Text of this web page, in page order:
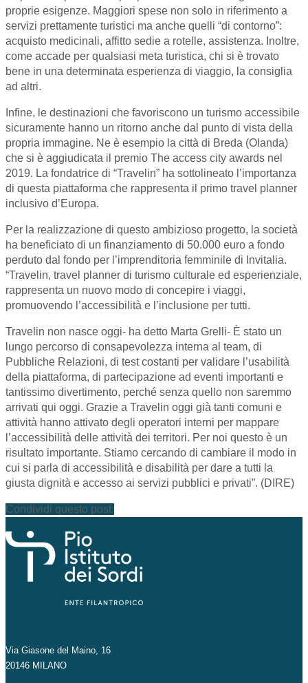
proprie esigenze. Maggiori spese non solo in riferimento a
servizi prettamente turistici ma anche quelli “di contorno”:
acquisto medicinali, affitto sedie a rotelle, assistenza. Inoltre,
come accade per qualsiasi meta turistica, chi si è trovato
bene in una determinata esperienza di viaggio, la consiglia
ad altri.
Infine, le destinazioni che favoriscono un turismo accessibile
sicuramente hanno un ritorno anche dal punto di vista della
propria immagine. Ne è esempio la città di Breda (Olanda)
che si è aggiudicata il premio The access city awards nel
2019. La fondatrice di “Travelin” ha sottolineato l’importanza
di questa piattaforma che rappresenta il primo travel planner
inclusivo d’Europa.
Per la realizzazione di questo ambizioso progetto, la società
ha beneficiato di un finanziamento di 50.000 euro a fondo
perduto dal fondo per l’imprenditoria femminile di Invitalia.
“Travelin, travel planner di turismo culturale ed esperienziale,
rappresenta un nuovo modo di concepire i viaggi,
promuovendo l’accessibilità e l’inclusione per tutti.
Travelin non nasce oggi- ha detto Marta Grelli- È stato un
lungo percorso di consapevolezza interna al team, di
Pubbliche Relazioni, di test costanti per validare l’usabilità
della piattaforma, di partecipazione ad eventi importanti e
tantissimo divertimento, perché senza quello non saremmo
arrivati qui oggi. Grazie a Travelin oggi già tanti comuni e
attività hanno attivato degli operatori interni per mappare
l’accessibilità delle attività dei territori. Per noi questo è un
risultato importante. Stiamo cercando di cambiare il modo in
cui si parla di accessibilità e disabilità per dare a tutti la
giusta dignità e accesso ai servizi pubblici e privati”. (DIRE)
Condividi questo post:
Via Giasone del Maino, 16
20146 MILANO